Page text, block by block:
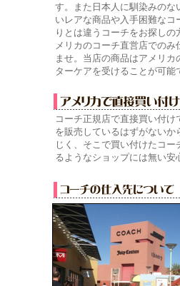
す。また日本人に馴染みの
いレアな商品や入手困難な
りとは違うコーチをお探し
メリカのコーチ直営店での
ませ。当店の商品はアメリ
ターケアを受けることが可能
コーチ正規店で直接買い付
を販売しているはずがない
じく、そこで買い付けたコ
るようなショップには無い